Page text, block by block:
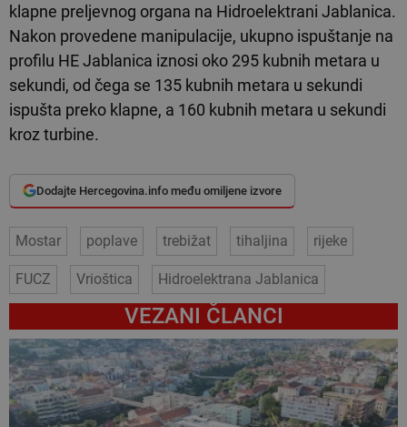
klapne preljevnog organa na Hidroelektrani Jablanica.
Nakon provedene manipulacije, ukupno ispuštanje na
profilu HE Jablanica iznosi oko 295 kubnih metara u
sekundi, od čega se 135 kubnih metara u sekundi
ispušta preko klapne, a 160 kubnih metara u sekundi
kroz turbine.
Dodajte Hercegovina.info među omiljene izvore
Mostar poplave trebižat tihaljina rijeke
FUCZ Vrioštica Hidroelektrana Jablanica
VEZANI ČLANCI